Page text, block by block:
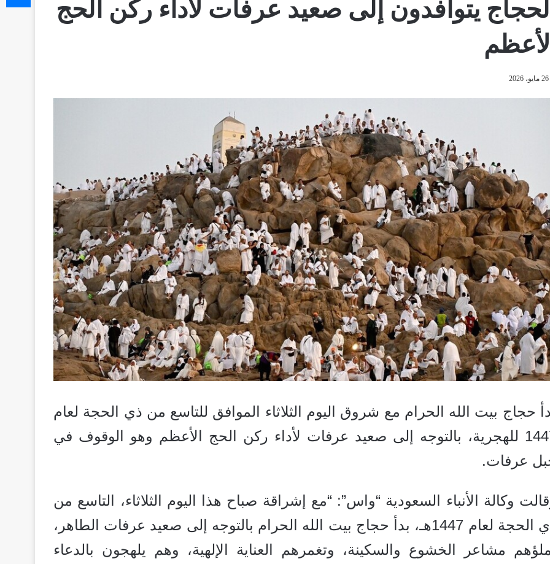
يتوافدون إلى صعيد عرفات لأداء ركن الحج
26 مايو، 2026
حجاج بيت الله الحرام مع شروق اليوم الثلاثاء الموافق للتاسع من ذي الحجة لعام
1447 للهجرية، بالتوجه إلى صعيد عرفات لأداء ركن الحج الأعظم وهو الوقوف في
عرفات.
وكالة الأنباء السعودية “واس”: “مع إشراقة صباح هذا اليوم الثلاثاء، التاسع من
ذي الحجة لعام 1447هـ، بدأ حجاج بيت الله الحرام بالتوجه إلى صعيد عرفات الطاهر،
مشاعر الخشوع والسكينة، وتغمرهم العناية الإلهية، وهم يلهجون بالدعاء